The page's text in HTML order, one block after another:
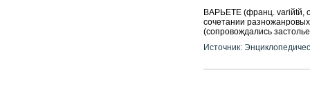
BAPЬETE (франц. variйtй,
сочетании
(сопровождались
Источник: